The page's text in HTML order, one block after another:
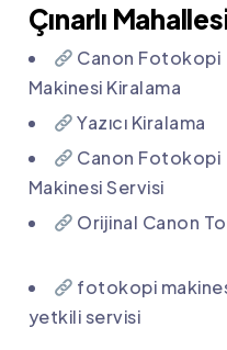
Çınarlı
Canon Fotokopi
Makinesi Kiralama
Yazıcı Kiralama
Canon Fotokopi
Makinesi Servisi
Orijinal Canon
fotokopi
yetkili servisi